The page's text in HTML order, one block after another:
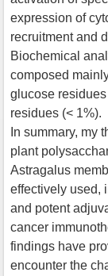
expression of
recruitment and
Biochemical
composed
glucose
residues (< 1%).
In summary, my
plant
Astragalus
effectively used,
and potent
cancer
findings have
encounter the